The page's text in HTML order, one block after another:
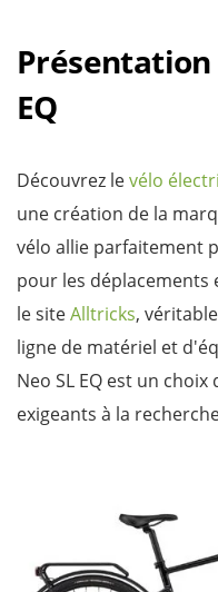
Présentation
EQ
Découvrez levélo
une création de la
vélo allie parfaitement
pour les
le siteAlltricks,
ligne de matériel et
Neo SL EQ est un
exigeants à la